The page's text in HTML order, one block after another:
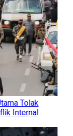
Tolak
Internal